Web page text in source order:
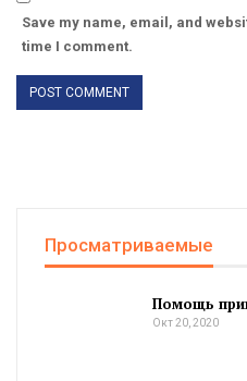
Save my name, email, and
time I comment.
Просматриваемые
Помощь
Окт 20, 2020